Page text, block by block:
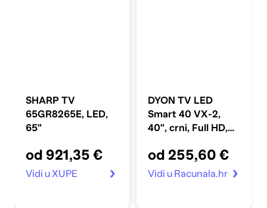
SHARP TV
65GR8265E, LED,
65"
od 921,35 €
Vidi u XUPE
DYON TV LED
Smart 40 VX-2,
40", crni, Full HD,
od 255,60 €
Vidi u Racunala.hr